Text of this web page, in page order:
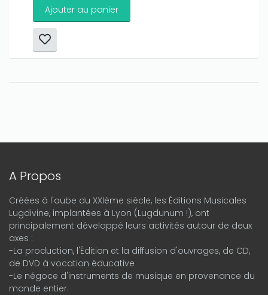
Ajouter au panier
A Propos
Créées à l'aube du XXIème siècle, les Éditions Musicales
Lugdivine, implantées à Lyon (Lugdunum !), ont
principalement développé leurs activités autour de deux
axes :
-La production, l'Édition et la diffusion d'ouvrages, de CD,
de DVD à vocation éducative
-Le négoce d'instruments de musique en provenance du
monde entier.